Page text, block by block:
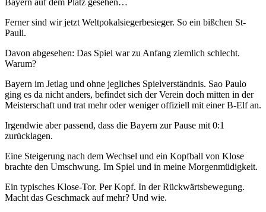
Bayern auf dem Platz gesehen…
Ferner sind wir jetzt Weltpokalsiegerbesieger. So ein bißchen St-
Pauli.
Davon abgesehen: Das Spiel war zu Anfang ziemlich schlecht.
Warum?
Bayern im Jetlag und ohne jegliches Spielverständnis. Sao Paulo
ging es da nicht anders, befindet sich der Verein doch mitten in der
Meisterschaft und trat mehr oder weniger offiziell mit einer B-Elf an.
Irgendwie aber passend, dass die Bayern zur Pause mit 0:1
zurücklagen.
Eine Steigerung nach dem Wechsel und ein Kopfball von Klose
brachte den Umschwung. Im Spiel und in meine Morgenmüdigkeit.
Ein typisches Klose-Tor. Per Kopf. In der Rückwärtsbewegung.
Macht das Geschmack auf mehr? Und wie.